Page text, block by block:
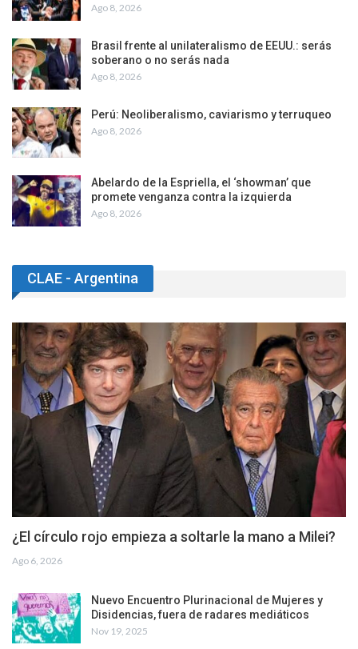
Ago 8, 2026
Brasil frente al unilateralismo de EEUU.: serás
soberano o no serás nada
Ago 8, 2026
Perú: Neoliberalismo, caviarismo y terruqueo
Ago 8, 2026
Abelardo de la Espriella, el ‘showman’ que
promete venganza contra la izquierda
Ago 8, 2026
CLAE - Argentina
¿El círculo rojo empieza a soltarle la mano a Milei?
Ago 6, 2026
Nuevo Encuentro Plurinacional de Mujeres y
Disidencias, fuera de radares mediáticos
Nov 19, 2025